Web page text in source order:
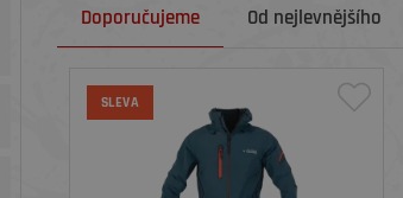
Doporučujeme Od nejlevnějšího
SLEVA